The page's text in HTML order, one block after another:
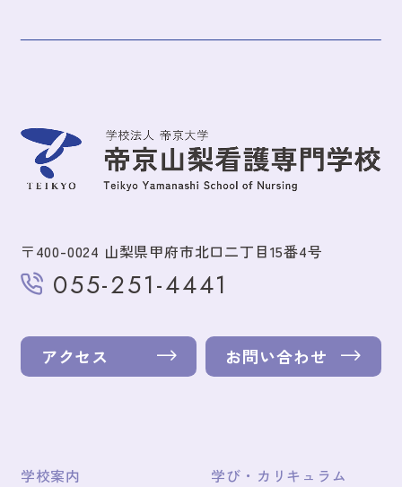
〒400-0024 山梨県甲府市北口二丁目15番4号
055-251-4441
アクセス お問い合わせ
学校案内
学び・カリキュラム